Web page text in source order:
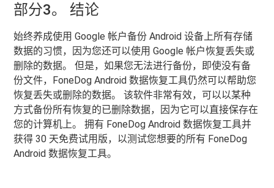
部分3。 结论
始终养成使用 Google 帐户备份 Android 设备上所有存储
数据的习惯，因为您还可以使用 Google 帐户恢复丢失或
删除的数据。 但是，如果您无法进行备份，即使没有备
份文件，FoneDog Android 数据恢复工具仍然可以帮助您
恢复丢失或删除的数据。 该软件非常有效，可以以某种
方式备份所有恢复的已删除数据，因为它可以直接保存在
您的计算机上。 拥有 FoneDog Android 数据恢复工具并
获得 30 天免费试用版，以测试您想要的所有 FoneDog
Android 数据恢复工具。